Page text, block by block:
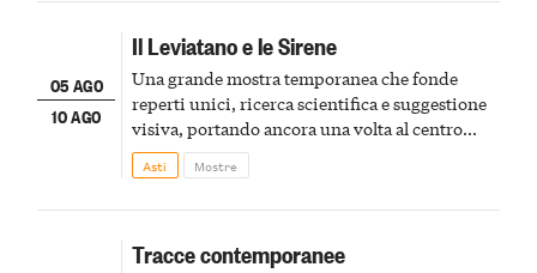
05 AGO
10 AGO
Il Leviatano e le Sirene
Una grande mostra temporanea che fonde
reperti unici, ricerca scientifica e suggestione
visiva, portando ancora una volta al centro
della scena le meraviglie del passato astigiano
Asti Mostre
Tracce contemporanee